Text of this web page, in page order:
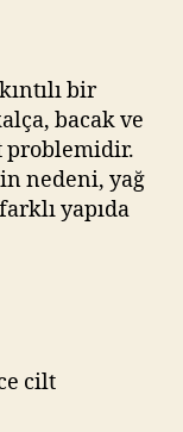
bir
bacak ve
problemidir.
nedeni, yağ
yapıda
cilt